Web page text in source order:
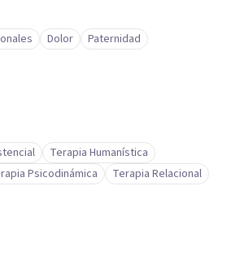
Dolor
Paternidad
Terapia Humanística
Psicodinámica
Terapia Relacional